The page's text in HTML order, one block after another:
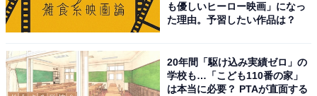
も優しいヒーロー映画」になっ
た理由。予習したい作品は？
20年間「駆け込み実績ゼロ」の
学校も…「こども110番の家」
は本当に必要？ PTAが直面する